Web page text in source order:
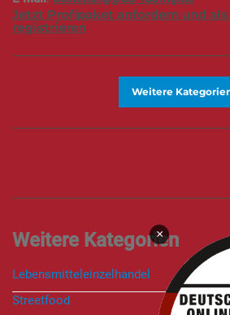
Jetzt Profipaket anfordern und
registrieren
Weitere
Lebensmitteleinzelhandel
Streetfood
×